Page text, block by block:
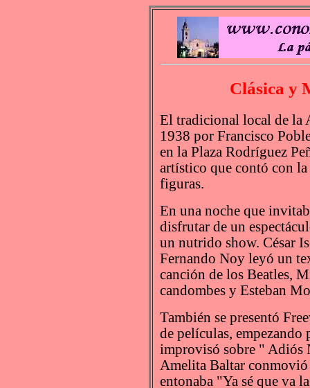
Clásica y
El tradicional local de la
1938 por Francisco
en la Plaza Rodríguez
artístico que contó con
figuras.
En una noche que
disfrutar de un
un nutrido show. César
Fernando Noy leyó un
canción de los Beatles,
candombes y Esteban
También se presentó
de películas,
improvisó sobre " Adiós
Amelita Baltar
entonaba "Ya sé que va